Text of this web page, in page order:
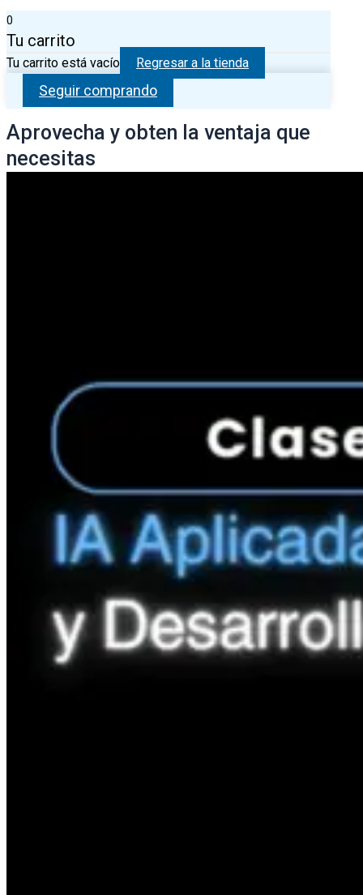
0
Tu carrito
Tu carrito está vacío Regresar a la tienda
Seguir comprando
Aprovecha y obten la ventaja que
necesitas